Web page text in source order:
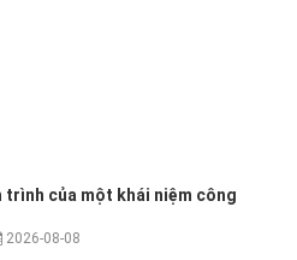
trình của một khái niệm công
2026-08-08